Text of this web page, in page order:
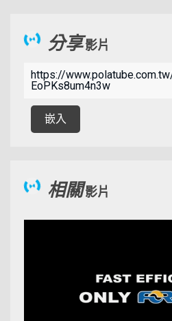
分享影片
嵌入
相關影片